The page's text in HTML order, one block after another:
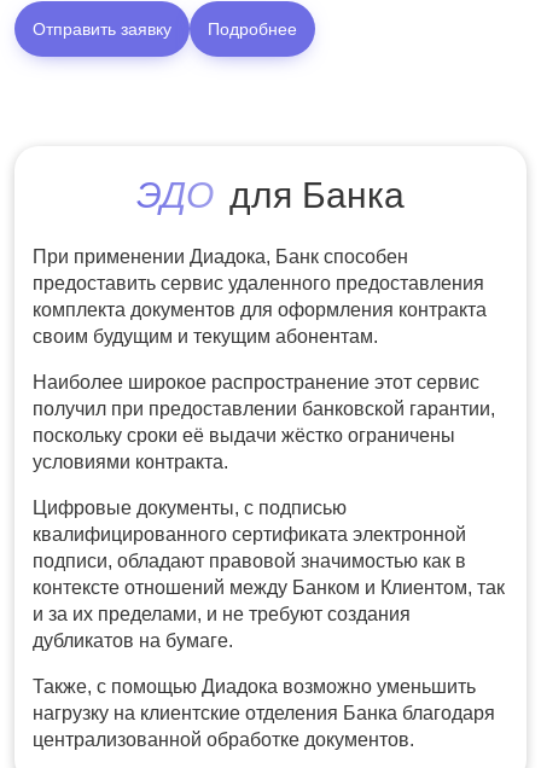
Отправить заявку Подробнее
ЭДО для Банка
При применении Диадока, Банк способен
предоставить сервис удаленного предоставления
комплекта документов для оформления контракта
своим будущим и текущим абонентам.
Наиболее широкое распространение этот сервис
получил при предоставлении банковской гарантии,
поскольку сроки её выдачи жёстко ограничены
условиями контракта.
Цифровые документы, с подписью
квалифицированного сертификата электронной
подписи, обладают правовой значимостью как в
контексте отношений между Банком и Клиентом, так
и за их пределами, и не требуют создания
дубликатов на бумаге.
Также, с помощью Диадока возможно уменьшить
нагрузку на клиентские отделения Банка благодаря
централизованной обработке документов.